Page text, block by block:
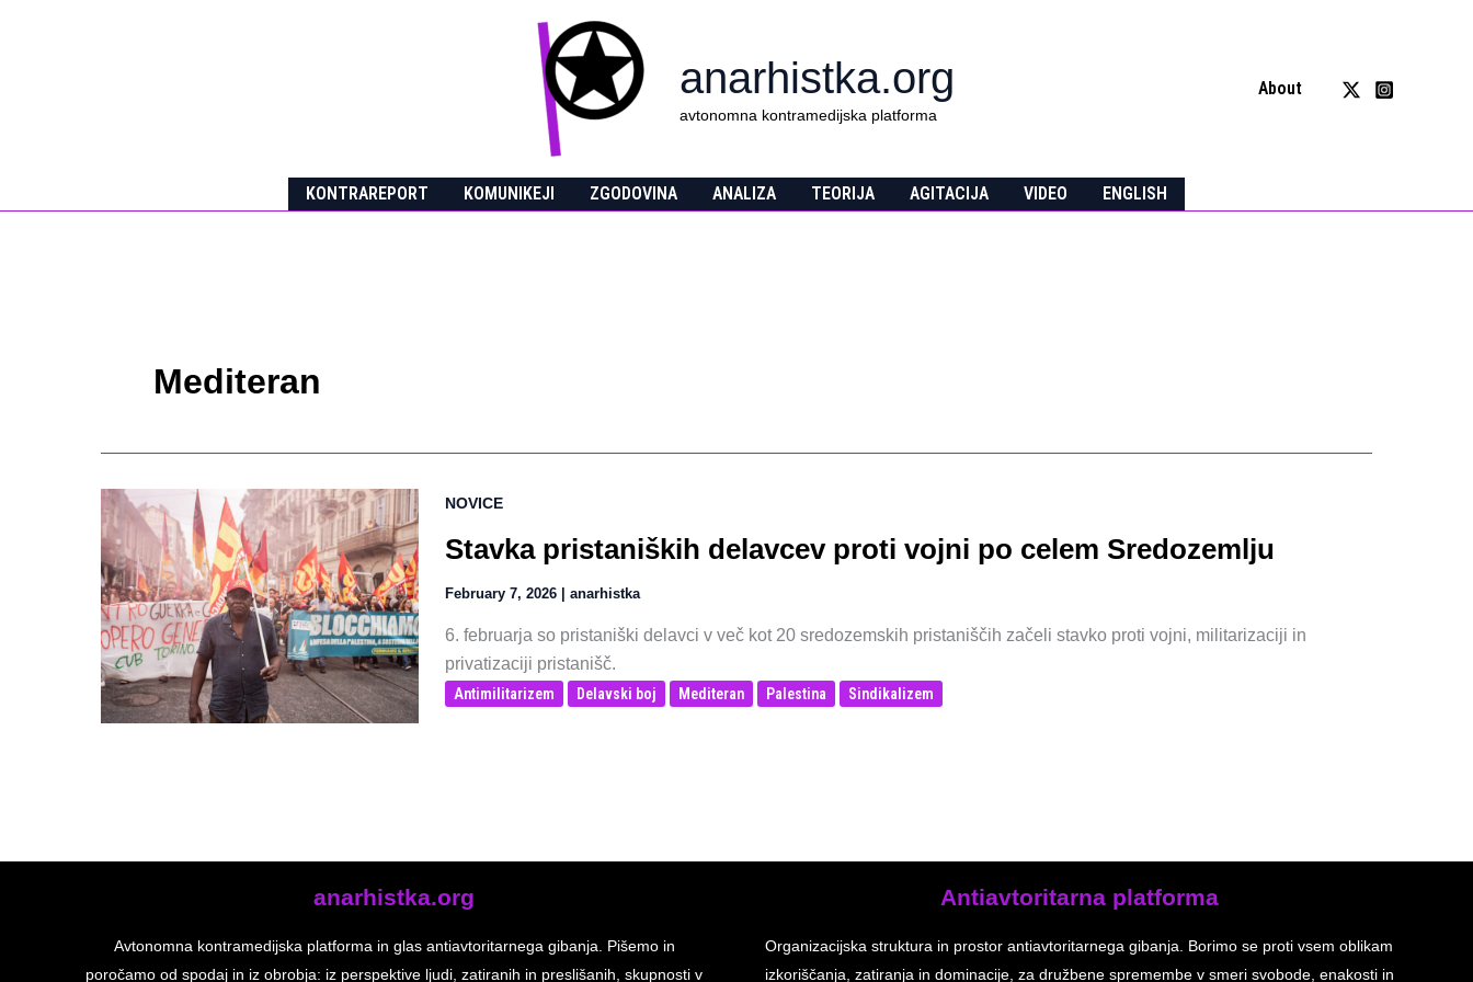
anarhistka.org
avtonomna kontramedijska platforma
About
KONTRAREPORT KOMUNIKEJI ZGODOVINA ANALIZA TEORIJA AGITACIJA VIDEO ENGLISH
Mediteran
NOVICE
Stavka pristaniških delavcev proti vojni po celem Sredozemlju
February 7, 2026 anarhistka
6. februarja so pristaniški delavci v več kot 20 sredozemskih pristaniščih začeli stavko proti vojni, militarizaciji in
privatizaciji pristanišč.
Antimilitarizem Delavski boj Mediteran Palestina Sindikalizem
anarhistka.org
Avtonomna kontramedijska platforma in glas antiavtoritarnega gibanja. Pišemo in
poročamo od spodaj in iz obrobja: iz perspektive ljudi, zatiranih in preslišanih, skupnosti v
Antiavtoritarna platforma
Organizacijska struktura in prostor antiavtoritarnega gibanja. Borimo se proti vsem oblikam
izkoriščanja, zatiranja in dominacije, za družbene spremembe v smeri svobode, enakosti in